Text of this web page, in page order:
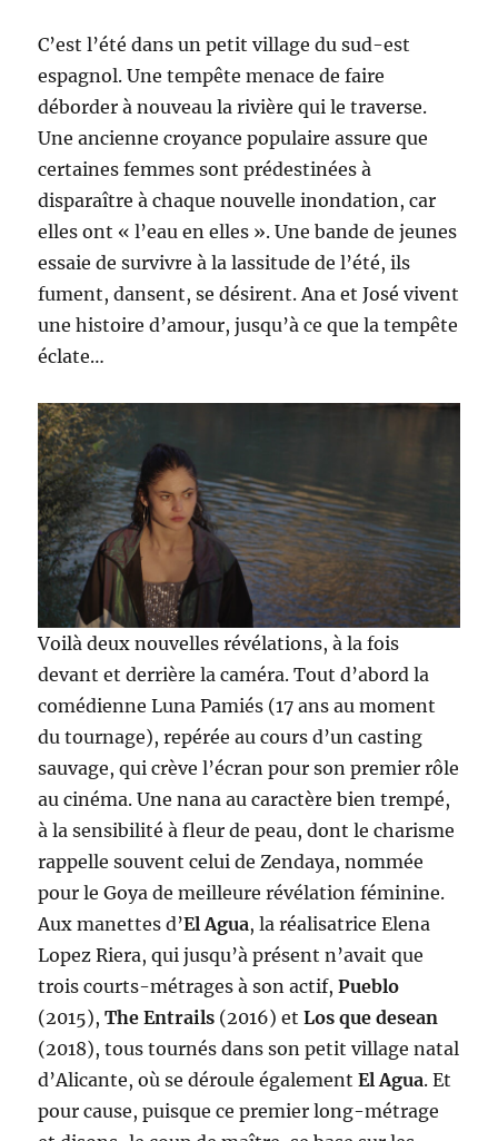
C’est l’été dans un petit village du sud-est
espagnol. Une tempête menace de faire
déborder à nouveau la rivière qui le traverse.
Une ancienne croyance populaire assure que
certaines femmes sont prédestinées à
disparaître à chaque nouvelle inondation, car
elles ont « l’eau en elles ». Une bande de jeunes
essaie de survivre à la lassitude de l’été, ils
fument, dansent, se désirent. Ana et José vivent
une histoire d’amour, jusqu’à ce que la tempête
éclate…
Voilà deux nouvelles révélations, à la fois
devant et derrière la caméra. Tout d’abord la
comédienne Luna Pamiés (17 ans au moment
du tournage), repérée au cours d’un casting
sauvage, qui crève l’écran pour son premier rôle
au cinéma. Une nana au caractère bien trempé,
à la sensibilité à fleur de peau, dont le charisme
rappelle souvent celui de Zendaya, nommée
pour le Goya de meilleure révélation féminine.
Aux manettes d’El Agua, la réalisatrice Elena
Lopez Riera, qui jusqu’à présent n’avait que
trois courts-métrages à son actif,Pueblo
(2015),The Entrails (2016) etLos que desean
(2018), tous tournés dans son petit village natal
d’Alicante, où se déroule égalementEl Agua. Et
pour cause, puisque ce premier long-métrage